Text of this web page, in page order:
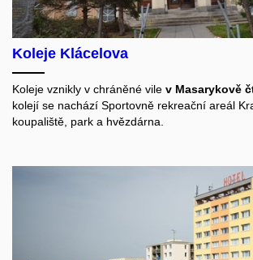
Koleje Klácelova
Koleje vznikly v chráněné vile v Masarykově
kolejí se nachází Sportovně rekreační areál
koupaliště, park a hvězdárna.